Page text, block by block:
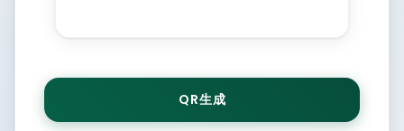
QR生成